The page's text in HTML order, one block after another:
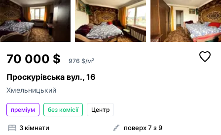
70 000 $ 976 $/м²
Проскурівська вул., 16
Хмельницький
преміум без комісії Центр
3 кімнати
поверх 7 з 9